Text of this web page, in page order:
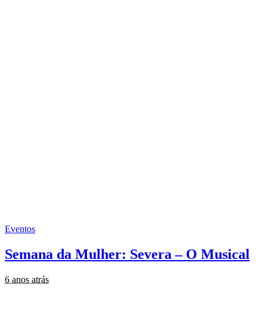
Eventos
Semana da Mulher: Severa – O Musical
6 anos atrás